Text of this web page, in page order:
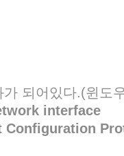
되어있다.(윈도
interface
Configuration